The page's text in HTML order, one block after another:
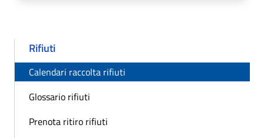
Rifiuti
Calendari raccolta rifiuti
Glossario rifiuti
Prenota ritiro rifiuti